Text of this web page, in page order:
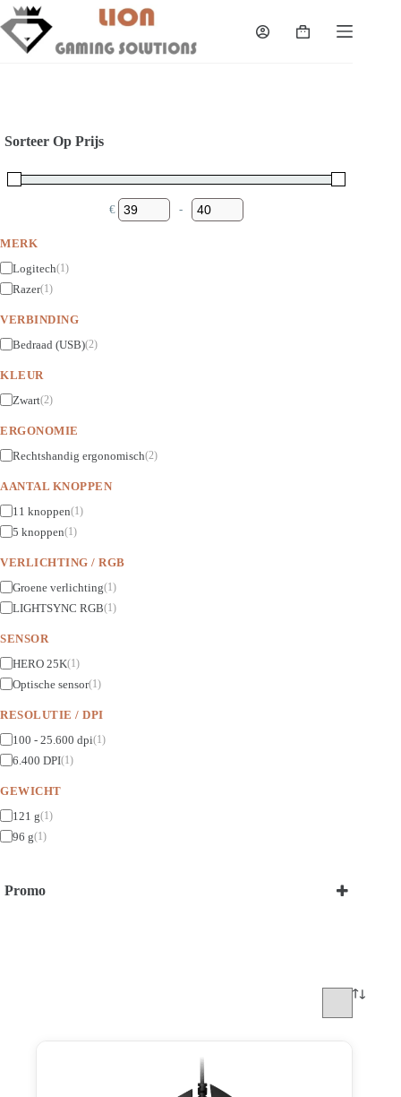
Skip
to
content
Shopping
Sorteer Op Prijs
€ Minimum Price
-Maximum Price
MERK
Logitech(1)
Razer(1)
VERBINDING
Bedraad (USB)(2)
KLEUR
Zwart(2)
ERGONOMIE
Rechtshandig ergonomisch(2)
AANTAL KNOPPEN
11 knoppen(1)
5 knoppen(1)
VERLICHTING / RGB
Groene verlichting(1)
LIGHTSYNC RGB(1)
SENSOR
HERO 25K(1)
Optische sensor(1)
RESOLUTIE / DPI
100 - 25.600 dpi(1)
6.400 DPI(1)
GEWICHT
121 g(1)
96 g(1)
Promo